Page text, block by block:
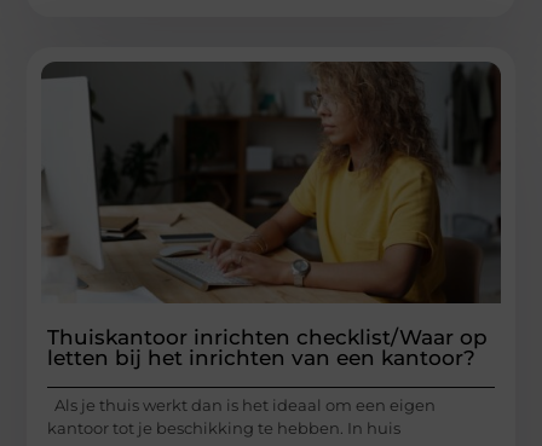
Thuiskantoor inrichten checklist/Waar op
letten bij het inrichten van een kantoor?
Als je thuis werkt dan is het ideaal om een eigen
kantoor tot je beschikking te hebben. In huis